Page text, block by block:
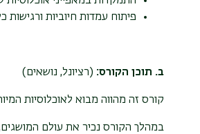
פיתוח עמדות חיוביות ורגישות
ב. תוכן הקורס: (רציונל, נושאים)
קורס זה מהווה מבוא לאוכלוסיות
במהלך הקורס נכיר את עולם